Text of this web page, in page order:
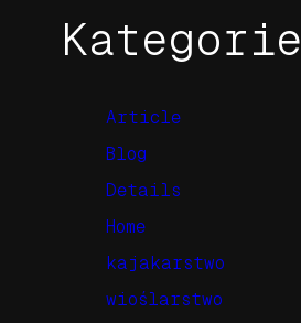
Kategorie
Article
Blog
Details
Home
kajakarstwo
wioślarstwo